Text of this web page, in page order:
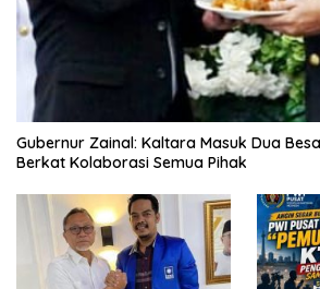
Gubernur Zainal: Kaltara Masuk Dua
Berkat Kolaborasi Semua Pihak